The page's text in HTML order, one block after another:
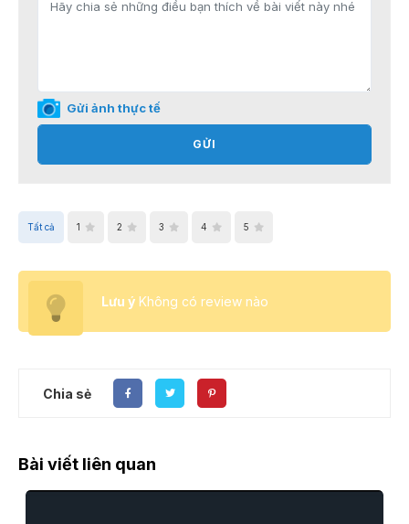
Gửi ảnh thực tế
GỬI
Tất cả 1 2 3 4 5
Lưu ý Không có review nào
Chia sẻ
Bài viết liên quan